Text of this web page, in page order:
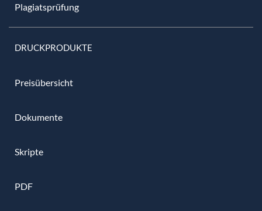
Plagiatsprüfung
DRUCKPRODUKTE
Preisübersicht
Dokumente
Skripte
PDF